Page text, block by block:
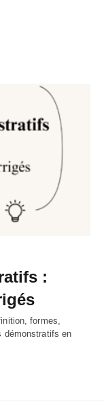
:
formes,
démonstratifs en